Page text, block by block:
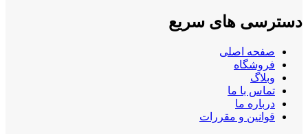
دسترسی های سریع
صفحه اصلی
فروشگاه
وبلاگ
تماس با ما
درباره ما
قوانین و مقررات